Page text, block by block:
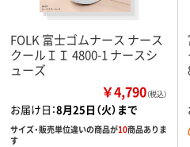
FOLK 富士ゴムナース ナース
クールＩＩ 4800-1 ナースシ
ューズ
￥4,790（税込）
お届け日：8月25日（火）まで
サイズ・販売単位違いの商品が10商品ありま
す